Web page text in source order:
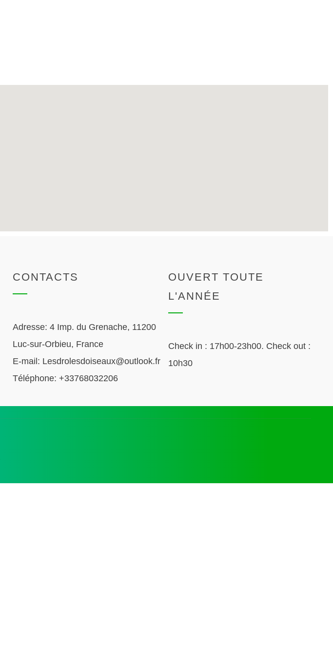
CONTACTS
Adresse: 4 Imp. du Grenache, 11200
Luc-sur-Orbieu, France
E-mail: Lesdrolesdoiseaux@outlook.fr
Téléphone: +33768032206
OUVERT TOUTE
L'ANNÉE
Check in : 17h00-23h00. Check out :
10h30